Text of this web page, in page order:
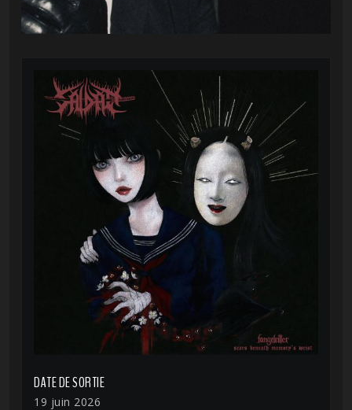
DATE DE SORTIE
19 juin 2026